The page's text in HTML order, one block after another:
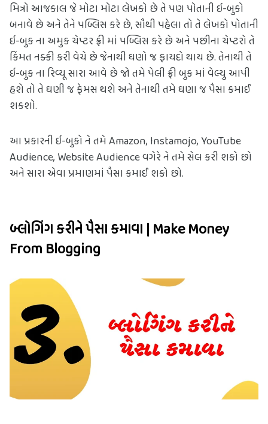
મિત્રો આજકાલ જે મોટા મોટા લેખકો છે તે પણ પોતાની ઇ-બુકો
બનાવે છે અને તેને પબ્લિસ કરે છે, સૌથી પહેલા તો તે લેખકો પોતાની
ઇ-બુક ના અમુક ચેપ્ટર ફ્રી માં પબ્લિસ કરે છે અને પછીના ચેપ્ટરો તે
કિંમત નક્કી કરી વેચે છે જેનાથી ઘણો જ ફાયદો થાય છે. તેનાથી તે
ઇ-બુક ના રિવ્યૂ સારા આવે છે જો તમે પેલી ફ્રી બુક માં વેલ્યુ આપી
હશે તો તે ઘણી જ ફેમસ થશે અને તેનાથી તમે ઘણા જ પૈસા કમાઈ
શકશો.
આ પ્રકારની ઇ-બુકો ને તમે Amazon, Instamojo, YouTube
Audience, Website Audience વગેરે ને તમે સેલ કરી શકો છો
અને સારા એવા પ્રમાણમાં પૈસા કમાઈ શકો છો.
બ્લોગિંગ કરીને પૈસા કમાવા | Make Money
From Blogging